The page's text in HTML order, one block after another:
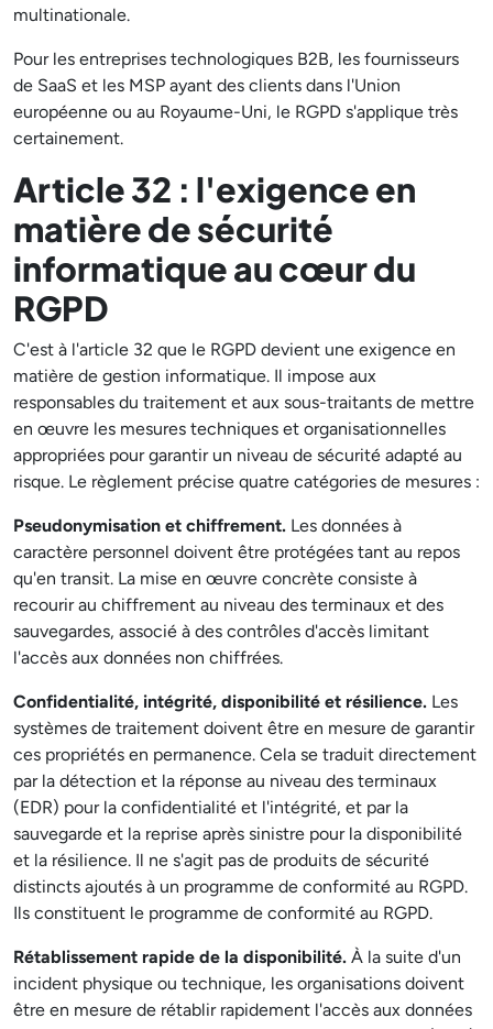
multinationale.
Pour les entreprises technologiques B2B, les fournisseurs
de SaaS et les MSP ayant des clients dans l'Union
européenne ou au Royaume-Uni, le RGPD s'applique très
certainement.
Article 32 : l'exigence en
matière de sécurité
informatique au cœur du
RGPD
C'est à l'article 32 que le RGPD devient une exigence en
matière de gestion informatique. Il impose aux
responsables du traitement et aux sous-traitants de mettre
en œuvre les mesures techniques et organisationnelles
appropriées pour garantir un niveau de sécurité adapté au
risque. Le règlement précise quatre catégories de mesures :
Pseudonymisation et chiffrement. Les données à
caractère personnel doivent être protégées tant au repos
qu'en transit. La mise en œuvre concrète consiste à
recourir au chiffrement au niveau des terminaux et des
sauvegardes, associé à des contrôles d'accès limitant
l'accès aux données non chiffrées.
Confidentialité, intégrité, disponibilité et résilience. Les
systèmes de traitement doivent être en mesure de garantir
ces propriétés en permanence. Cela se traduit directement
par la détection et la réponse au niveau des terminaux
(EDR) pour la confidentialité et l'intégrité, et par la
sauvegarde et la reprise après sinistre pour la disponibilité
et la résilience. Il ne s'agit pas de produits de sécurité
distincts ajoutés à un programme de conformité au RGPD.
Ils constituent le programme de conformité au RGPD.
Rétablissement rapide de la disponibilité. À la suite d'un
incident physique ou technique, les organisations doivent
être en mesure de rétablir rapidement l'accès aux données